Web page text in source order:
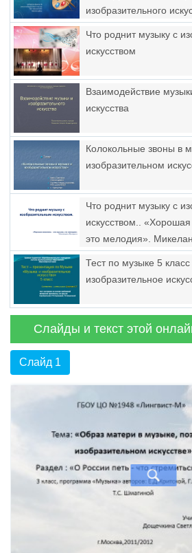
изобразительного
Что роднит музыку с
искусством
Взаимодействие
искусства
Колокольные звоны в
изобразительном
Что роднит музыку с
искусством..
это мелодия».
Тест по музыке 5
изобразительное
Слайды и текст этой
Слайд 1